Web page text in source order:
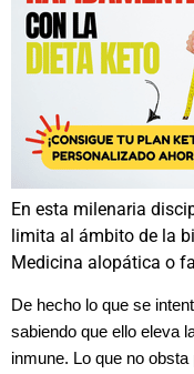
En esta milenaria
limita al ámbito de la
Medicina alopática o
De hecho lo que se
sabiendo que ello eleva
inmune. Lo que no